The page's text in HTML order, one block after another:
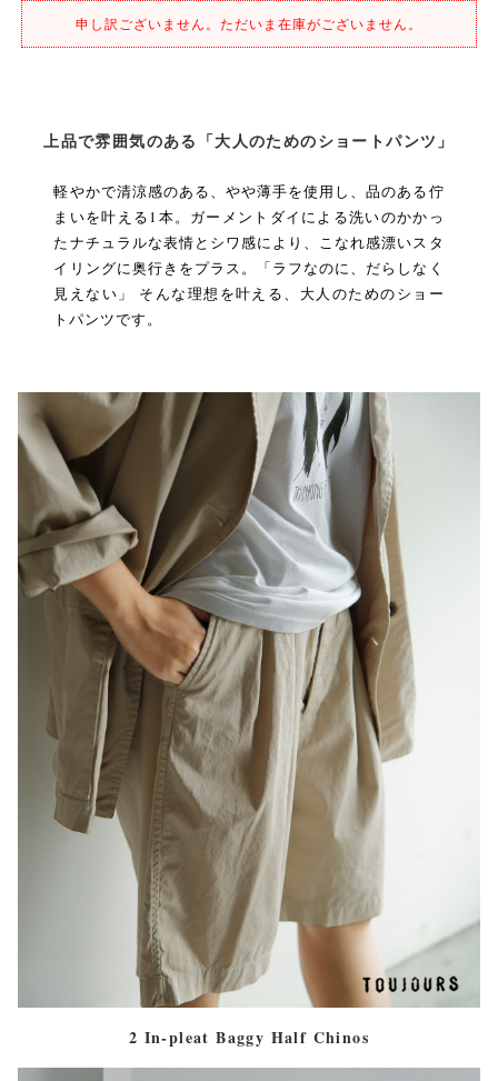
申し訳ございません。ただいま在庫がございません。
上品で雰囲気のある「大人のためのショートパンツ」
軽やかで清涼感のある、やや薄手を使用し、品のある佇
まいを叶える1本。ガーメントダイによる洗いのかかっ
たナチュラルな表情とシワ感により、こなれ感漂いスタ
イリングに奥行きをプラス。「ラフなのに、だらしなく
見えない」 そんな理想を叶える、大人のためのショー
トパンツです。
2 In-pleat Baggy Half Chinos